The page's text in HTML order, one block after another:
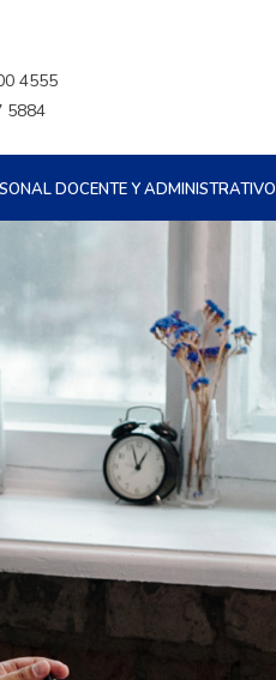
4555
5884
DOCENTE Y ADMINISTRATIVO